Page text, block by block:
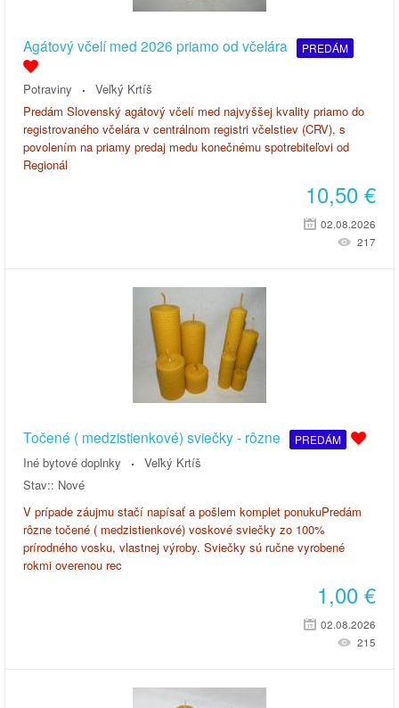
Agátový včelí med 2026 priamo od včelára PREDÁM
Potraviny
Veľký Krtíš
Predám Slovenský agátový včelí med najvyššej kvality priamo do
registrovaného včelára v centrálnom registri včelstiev (CRV), s
povolením na priamy predaj medu konečnému spotrebiteľovi od
Regionál
10,50 €
02.08.2026
217
Točené ( medzistienkové) sviečky - rôzne PREDÁM
Iné bytové doplnky
Veľký Krtíš
Stav:: Nové
V prípade záujmu stačí napísať a pošlem komplet ponukuPredám
rôzne točené ( medzistienkové) voskové sviečky zo 100%
prírodného vosku, vlastnej výroby. Sviečky sú ručne vyrobené
rokmi overenou rec
1,00 €
02.08.2026
215